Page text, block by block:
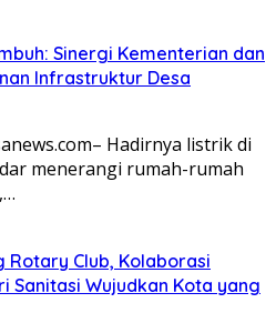
Sinergi Kementerian dan
Infrastruktur Desa
Hadirnya listrik di
menerangi rumah-rumah
Rotary Club, Kolaborasi
Sanitasi Wujudkan Kota yang